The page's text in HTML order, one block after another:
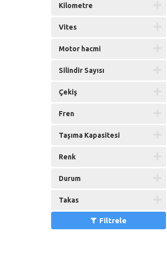
Kilometre
Vites
Motor hacmi
Silindir Sayısı
Çekiş
Fren
Taşıma Kapasitesi
Renk
Durum
Takas
Filtrele